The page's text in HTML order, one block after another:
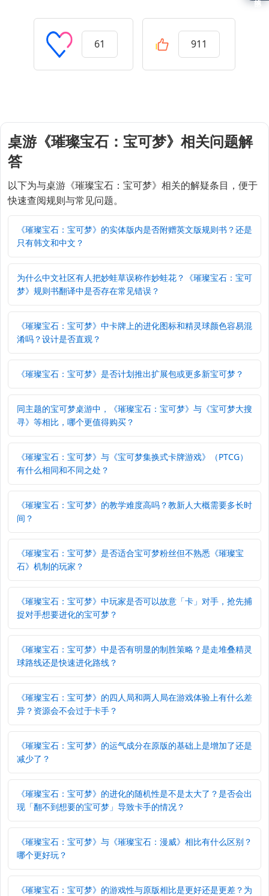
61 911
桌游《璀璨宝石：宝可梦》相关问题解
答
以下为与桌游《璀璨宝石：宝可梦》相关的解疑条目，便于
快速查阅规则与常见问题。
《璀璨宝石：宝可梦》的实体版内是否附赠英文版规则书？还是
只有韩文和中文？
为什么中文社区有人把妙蛙草误称作妙蛙花？《璀璨宝石：宝可
梦》规则书翻译中是否存在常见错误？
《璀璨宝石：宝可梦》中卡牌上的进化图标和精灵球颜色容易混
淆吗？设计是否直观？
《璀璨宝石：宝可梦》是否计划推出扩展包或更多新宝可梦？
同主题的宝可梦桌游中，《璀璨宝石：宝可梦》与《宝可梦大搜
寻》等相比，哪个更值得购买？
《璀璨宝石：宝可梦》与《宝可梦集换式卡牌游戏》（PTCG）
有什么相同和不同之处？
《璀璨宝石：宝可梦》的教学难度高吗？教新人大概需要多长时
间？
《璀璨宝石：宝可梦》是否适合宝可梦粉丝但不熟悉《璀璨宝
石》机制的玩家？
《璀璨宝石：宝可梦》中玩家是否可以故意「卡」对手，抢先捕
捉对手想要进化的宝可梦？
《璀璨宝石：宝可梦》中是否有明显的制胜策略？是走堆叠精灵
球路线还是快速进化路线？
《璀璨宝石：宝可梦》的四人局和两人局在游戏体验上有什么差
异？资源会不会过于卡手？
《璀璨宝石：宝可梦》的运气成分在原版的基础上是增加了还是
减少了？
《璀璨宝石：宝可梦》的进化的随机性是不是太大了？是否会出
现「翻不到想要的宝可梦」导致卡手的情况？
《璀璨宝石：宝可梦》与《璀璨宝石：漫威》相比有什么区别？
哪个更好玩？
《璀璨宝石：宝可梦》的游戏性与原版相比是更好还是更差？为